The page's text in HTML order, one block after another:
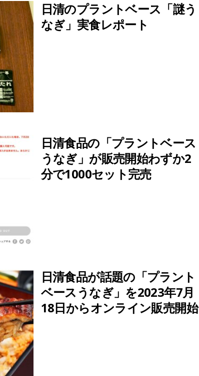
日清のプラントベース「謎う
なぎ」実食レポート
日清食品の「プラントベース
うなぎ」が販売開始わずか2
分で1000セット完売
日清食品が話題の「プラント
ベースうなぎ」を2023年7月
18日からオンライン販売開始